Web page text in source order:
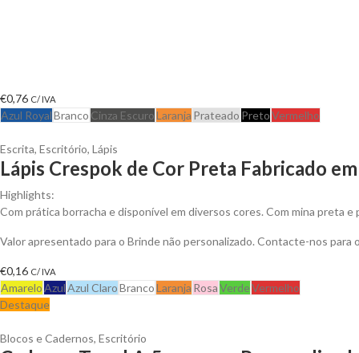
€0,76 C/ IVA
Azul RoyalBranco Cinza EscuroLaranja Prateado PretoVermelho
Escrita, Escritório, Lápis
Lápis Crespok de Cor Preta Fabricado
Highlights:
Com prática borracha e disponível em diversos cores. Com mina preta e
Valor apresentado para o Brinde não personalizado. Contacte-nos
€0,16 C/ IVA
AmareloAzulAzul ClaroBrancoLaranja RosaVerdeVermelho
Destaque
Blocos e Cadernos, Escritório